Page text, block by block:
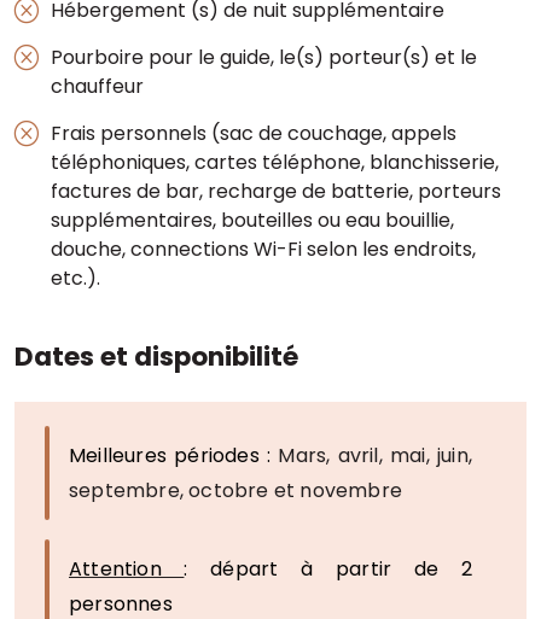
Hébergement (s) de nuit supplémentaire
Pourboire pour le guide, le(s) porteur(s) et le
chauffeur
Frais personnels (sac de couchage, appels
téléphoniques, cartes téléphone, blanchisserie,
factures de bar, recharge de batterie, porteurs
supplémentaires, bouteilles ou eau bouillie,
douche, connections Wi-Fi selon les endroits,
etc.).
Dates et disponibilité
Meilleures périodes : Mars, avril, mai, juin,
septembre, octobre et novembre
Attention: départ à partir de 2
personnes